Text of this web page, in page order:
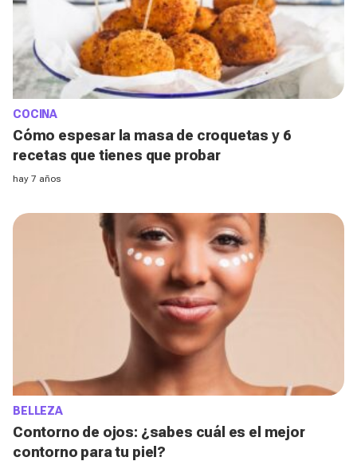
COCINA
Cómo espesar la masa de croquetas y 6
recetas que tienes que probar
hay 7 años
BELLEZA
Contorno de ojos: ¿sabes cuál es el mejor
contorno para tu piel?